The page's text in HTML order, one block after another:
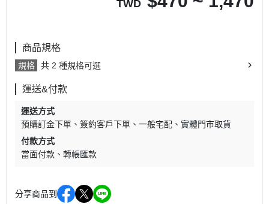
TWD
商品規格
規格 共 2 種規格可選
運送&付款
運送方式
預購訂金下單
簽約客戶下單 一般宅配
實體門市取貨
付款方式
當面付款
轉帳匯款
分享商品到